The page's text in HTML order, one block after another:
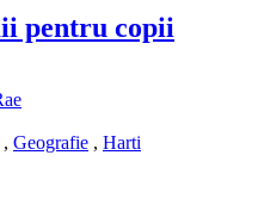
pentru copii
, Geografie , Harti